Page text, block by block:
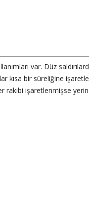
var. Düz
kısa bir süreliğine
işaretlenmişse